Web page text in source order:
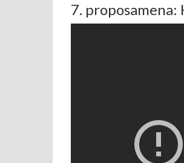
7. proposamena: